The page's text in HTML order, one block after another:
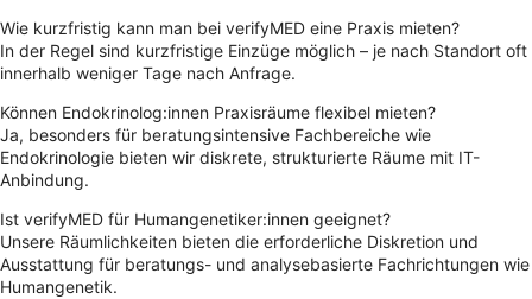
Wie kurzfristig kann man bei verifyMED eine Praxis mieten?
In der Regel sind kurzfristige Einzüge möglich – je nach Standort oft
innerhalb weniger Tage nach Anfrage.
Können Endokrinolog:innen Praxisräume flexibel mieten?
Ja, besonders für beratungsintensive Fachbereiche wie
Endokrinologie bieten wir diskrete, strukturierte Räume mit IT-
Anbindung.
Ist verifyMED für Humangenetiker:innen geeignet?
Unsere Räumlichkeiten bieten die erforderliche Diskretion und
Ausstattung für beratungs- und analysebasierte Fachrichtungen wie
Humangenetik.